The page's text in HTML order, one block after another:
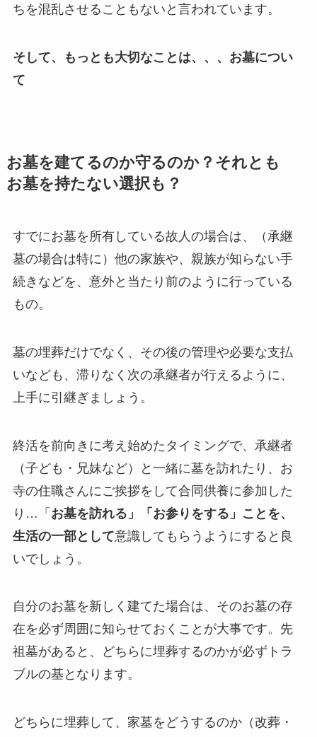
ちを混乱させることもないと言われています。
そして、もっとも大切なことは、、、お墓につい
て
お墓を​建てるのか守るのか？​それとも​
お墓を​持たない​選択も？
すでにお墓を所有している故人の場合は、（承継
墓の場合は特に）他の家族や、親族が知らない手
続きなどを、意外と当たり前のように行っている
もの。
墓の埋葬だけでなく、その後の管理や必要な支払
いなども、滞りなく次の承継者が行えるように、
上手に引継ぎましょう。
終活を前向きに考え始めたタイミングで、承継者
（子ども・兄妹など）と一緒に墓を訪れたり、お
寺の住職さんにご挨拶をして合同供養に参加した
り…「 お墓を訪れる」「お参りをする」ことを、
生活の一部として意識してもらうようにすると良
いでしょう。
自分のお墓を新しく建てた場合は、そのお墓の存
在を必ず周囲に知らせておくことが大事です。先
祖墓があると、どちらに埋葬するのかが必ずトラ
ブルの基となります。
どちらに埋葬して、家墓をどうするのか（改葬・